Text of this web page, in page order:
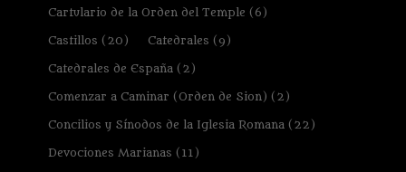
Cartulario de la Orden del Temple (6)
Castillos (20) Catedrales (9)
Catedrales de España (2)
Comenzar a Caminar (Orden de Sion) (2)
Concilios y Sínodos de la Iglesia Romana (22)
Devociones Marianas (11)